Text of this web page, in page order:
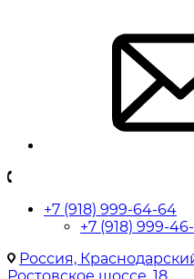
+7 (918) 999-64-64
+7 (918) 999-
Россия,